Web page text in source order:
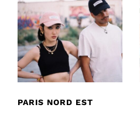
PARIS NORD EST